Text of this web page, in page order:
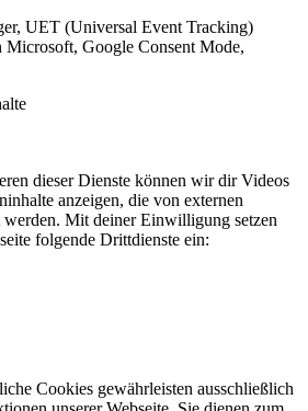
UET (Universal Event Tracking)
Microsoft, Google Consent Mode,
dieser Dienste können wir dir Videos
anzeigen, die von externen
werden. Mit deiner Einwilligung setzen
folgende Drittdienste ein:
Cookies gewährleisten ausschließlich